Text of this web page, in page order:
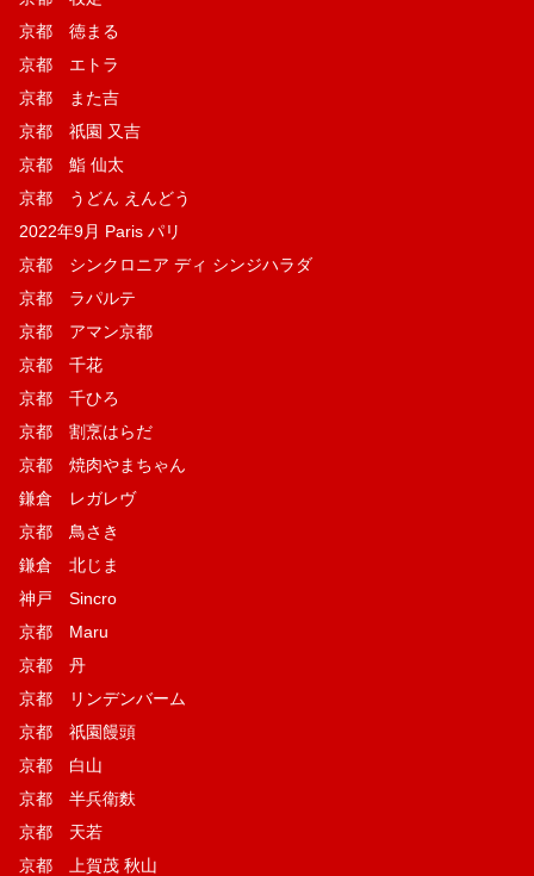
京都 徳まる
京都 エトラ
京都 また吉
京都 祇園 又吉
京都 鮨 仙太
京都 うどん えんどう
2022年9月 Paris パリ
京都 シンクロニア ディ シンジハラダ
京都 ラパルテ
京都 アマン京都
京都 千花
京都 千ひろ
京都 割烹はらだ
京都 焼肉やまちゃん
鎌倉 レガレヴ
京都 鳥さき
鎌倉 北じま
神戸 Sincro
京都 Maru
京都 丹
京都 リンデンバーム
京都 祇園饅頭
京都 白山
京都 半兵衛麩
京都 天若
京都 上賀茂 秋山